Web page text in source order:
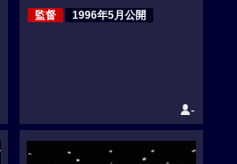
監督 1996年5月公開
-